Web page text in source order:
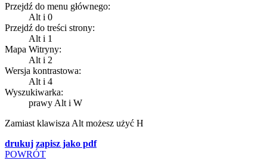
Przejdź do menu głównego:
Alt i 0
Przejdź do treści strony:
Alt i 1
Mapa Witryny:
Alt i 2
Wersja kontrastowa:
Alt i 4
Wyszukiwarka:
prawy Alt i W
Zamiast klawisza Alt możesz użyć H
drukuj zapisz jako pdf
POWRÓT